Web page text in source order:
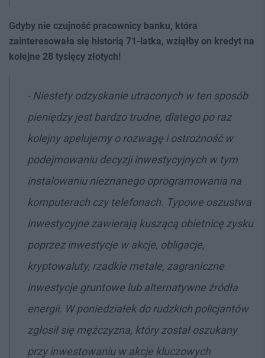
Gdyby nie czujność pracownicy banku, która
zainteresowała się historią 71-latka, wziąłby on kredyt na
kolejne 28 tysięcy złotych!
- Niestety odzyskanie utraconych w ten sposób
pieniędzy jest bardzo trudne, dlatego po raz
kolejny apelujemy o rozwagę i ostrożność w
podejmowaniu decyzji inwestycyjnych w tym
instalowaniu nieznanego oprogramowania na
komputerach czy telefonach. Typowe oszustwa
inwestycyjne zawierają kuszącą obietnicę zysku
poprzez inwestycje w akcje, obligacje,
kryptowaluty, rzadkie metale, zagraniczne
inwestycje gruntowe lub alternatywne źródła
energii. W poniedziałek do rudzkich policjantów
zgłosił się mężczyzna, który został oszukany
przy inwestowaniu w akcje kluczowych